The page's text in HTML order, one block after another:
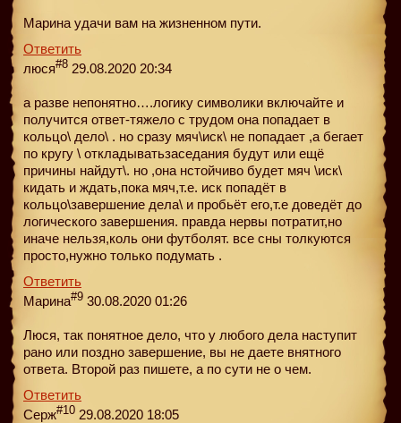
Марина удачи вам на жизненном пути.
Ответить
люся#8 29.08.2020 20:34
а разве непонятно….логику символики включайте и
получится ответ-тяжело с трудом она попадает в
кольцо\ дело\ . но сразу мяч\иск\ не попадает ,а бегает
по кругу \ откладыватьзаседания будут или ещё
причины найдут\. но ,она нстойчиво будет мяч \иск\
кидать и ждать,пока мяч,т.е. иск попадёт в
кольцо\завершение дела\ и пробьёт его,т.е доведёт до
логического завершения. правда нервы потратит,но
иначе нельзя,коль они футболят. все сны толкуются
просто,нужно только подумать .
Ответить
Марина#9 30.08.2020 01:26
Люся, так понятное дело, что у любого дела наступит
рано или поздно завершение, вы не даете внятного
ответа. Второй раз пишете, а по сути не о чем.
Ответить
Серж#10 29.08.2020 18:05